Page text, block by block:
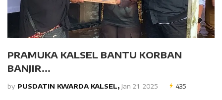
PRAMUKA KALSEL BANTU KORBAN
BANJIR...
by PUSDATIN KWARDA KALSEL, Jan 21, 2025 435